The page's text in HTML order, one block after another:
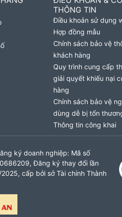
THÔNG TIN
Điều khoản sử dụng
Hợp đồng mẫu
Chính sách bảo vệ
khách hàng
Quy trình cung cấp
giải quyết khiếu nại
hàng
Chính sách bảo vệ
dùng dễ bị tổn
Thông tin công khai
ký doanh nghiệp: Mã số
Đăng ký thay đổi lần
cấp bởi sở Tài chính Thành